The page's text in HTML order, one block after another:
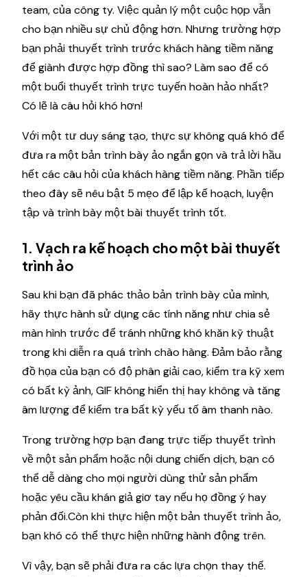
team, của công ty. Việc quản lý một cuộc họp vẫn
cho bạn nhiều sự chủ động hơn. Nhưng trường hợp
bạn phải thuyết trình trước khách hàng tiềm năng
để giành được hợp đồng thì sao? Làm sao để có
một buổi thuyết trình trực tuyến hoàn hảo nhất?
Có lẽ là câu hỏi khó hơn!
Với một tư duy sáng tạo, thực sự không quá khó để
đưa ra một bản trình bày ảo ngắn gọn và trả lời hầu
hết các câu hỏi của khách hàng tiềm năng. Phần tiếp
theo đây sẽ nêu bật 5 mẹo để lập kế hoạch, luyện
tập và trình bày một bài thuyết trình tốt.
1. Vạch ra kế hoạch cho một bài thuyết
trình ảo
Sau khi bạn đã phác thảo bản trình bày của mình,
hãy thực hành sử dụng các tính năng như chia sẻ
màn hình trước để tránh những khó khăn kỹ thuật
trong khi diễn ra quá trình chào hàng. Đảm bảo rằng
đồ họa của bạn có độ phân giải cao, kiểm tra kỹ xem
có bất kỳ ảnh, GIF không hiển thị hay không và tăng
âm lượng để kiểm tra bất kỳ yếu tố âm thanh nào.
Trong trường hợp bạn đang trực tiếp thuyết trình
về một sản phẩm hoặc nội dung chiến dịch, bạn có
thể dễ dàng cho mọi người dùng thử sản phẩm
hoặc yêu cầu khán giả giơ tay nếu họ đồng ý hay
phản đối.Còn khi thực hiện một bản thuyết trình ảo,
bạn khó có thể thực hiện những hành động trên.
Vì vậy, bạn sẽ phải đưa ra các lựa chọn thay thế.